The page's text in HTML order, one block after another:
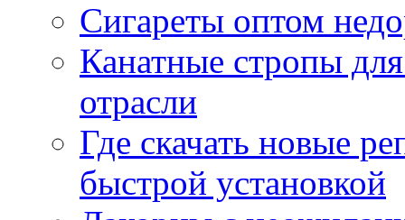
Сигареты оптом
Канатные стропы
отрасли
Где скачать новые
быстрой установкой